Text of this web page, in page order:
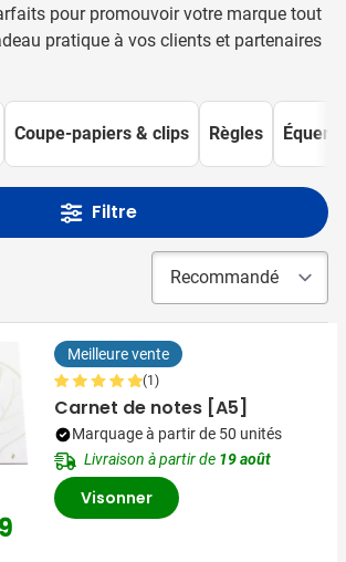
pour promouvoir votre marque tout
pratique à vos clients et partenaires
Coupe-papiers & clips Règles
Filtre
Meilleure vente
(1)
Carnet de notes [A5]
Marquage à partir de 50 unités
Livraison à partir de 19 août
Visonner